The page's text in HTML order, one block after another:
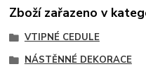
Zboží zařazeno v
VTIPNÉ CEDULE
NÁSTĚNNÉ DEKORACE